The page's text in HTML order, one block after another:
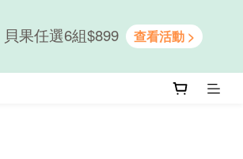
果任選6組$899
果任選6組$899
購物金｜LINE註冊再送優格吐司